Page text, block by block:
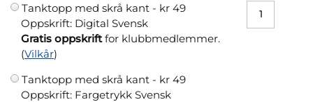
Tanktopp med skrå kant - kr 49
Oppskrift: Digital Svensk
Gratis oppskriftfor klubbmedlemmer.
(Vilkår)
Tanktopp med skrå kant - kr 49
Oppskrift: Fargetrykk Svensk